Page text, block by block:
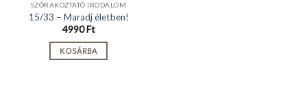
SZÓRAKOZTATÓ IRODALOM
15/33 – Maradj életben!
4990Ft
KOSÁRBA